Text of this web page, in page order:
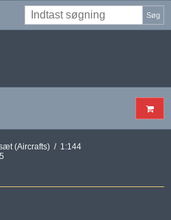
Søg
(Aircrafts) / 1:144